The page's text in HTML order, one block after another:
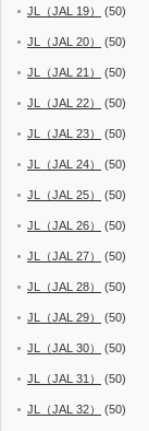
JL（JAL 19） (50)
JL（JAL 20） (50)
JL（JAL 21） (50)
JL（JAL 22） (50)
JL（JAL 23） (50)
JL（JAL 24） (50)
JL（JAL 25） (50)
JL（JAL 26） (50)
JL（JAL 27） (50)
JL（JAL 28） (50)
JL（JAL 29） (50)
JL（JAL 30） (50)
JL（JAL 31） (50)
JL（JAL 32） (50)